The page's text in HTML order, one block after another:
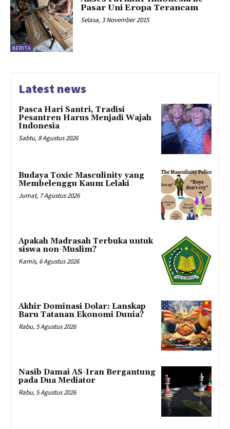
BERITA
Pasar Uni Eropa Terancam
Selasa, 3 November 2015
Latest news
Pasca Hari Santri, Tradisi
Pesantren Harus Menjadi Wajah
Indonesia
Sabtu, 8 Agustus 2026
Budaya Toxic Masculinity yang
Membelenggu Kaum Lelaki
Jumat, 7 Agustus 2026
Apakah Madrasah Terbuka untuk
siswa non-Muslim?
Kamis, 6 Agustus 2026
Akhir Dominasi Dolar: Lanskap
Baru Tatanan Ekonomi Dunia?
Rabu, 5 Agustus 2026
Nasib Damai AS-Iran Bergantung
pada Dua Mediator
Rabu, 5 Agustus 2026